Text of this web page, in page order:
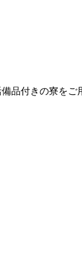
品付きの寮をご